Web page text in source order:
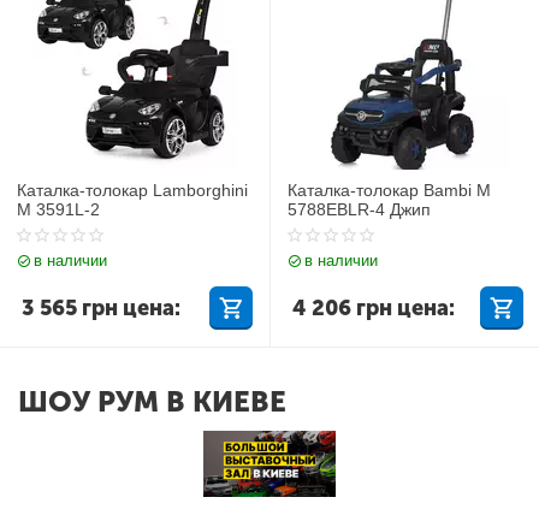
Каталка-толокар Lamborghini
M 3591L-2
в наличии
3 565 грн цена:
Каталка-толокар Bambi M
5788EBLR-4 Джип
в наличии
4 206 грн цена:
ШОУ РУМ В КИЕВЕ